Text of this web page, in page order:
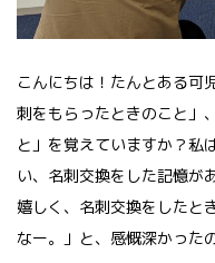
こんにちは！たんとある可
刺をもらったときのこと」
と」を覚えていますか？私
い、名刺交換をした記憶が
嬉しく、名刺交換をしたと
なー。」と、感慨深かった